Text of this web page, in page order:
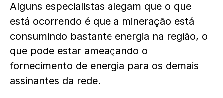
Alguns especialistas alegam que o que
está ocorrendo é que a mineração está
consumindo bastante energia na região, o
que pode estar ameaçando o
fornecimento de energia para os demais
assinantes da rede.